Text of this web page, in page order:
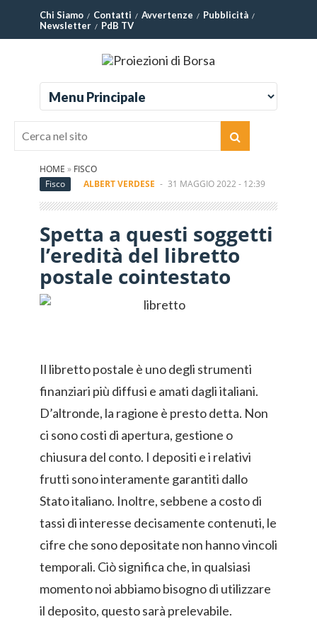
Chi Siamo Contatti Avvertenze
Pubblicità
Newsletter
PdB TV
HOME » FISCO
Fisco
ALBERT VERDESE - 31 MAGGIO 2022 - 12:39
Spetta a questi soggetti
l’eredità del libretto
postale cointestato
Il libretto postale è uno degli strumenti
finanziari più diffusi e amati dagli italiani.
D’altronde, la ragione è presto detta. Non
ci sono costi di apertura, gestione o
chiusura del conto. I depositi e i relativi
frutti sono interamente garantiti dallo
Stato italiano. Inoltre, sebbene a costo di
tassi di interesse decisamente contenuti, le
cifre che sono depositate non hanno vincoli
temporali. Ciò significa che, in qualsiasi
momento noi abbiamo bisogno di utilizzare
il deposito, questo sarà prelevabile.